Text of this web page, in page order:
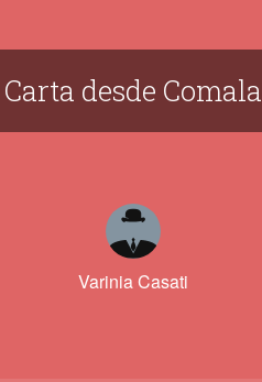
Carta desde Comala
Varinia Casati